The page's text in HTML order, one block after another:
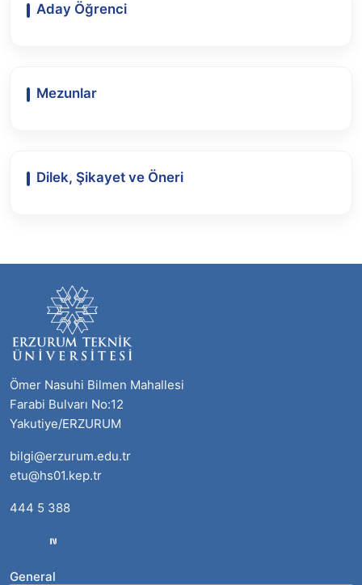
Aday Öğrenci
Mezunlar
Dilek, Şikayet ve Öneri
Ömer Nasuhi Bilmen Mahallesi
Farabi Bulvarı No:12
Yakutiye/ERZURUM
bilgi@erzurum.edu.tr
etu@hs01.kep.tr
444 5 388
General